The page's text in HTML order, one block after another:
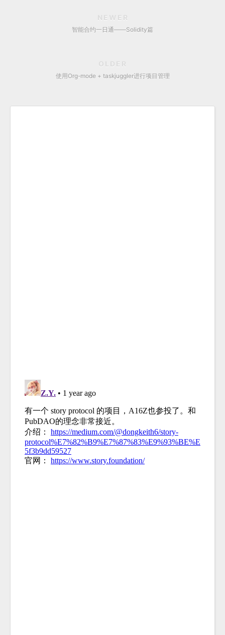
NEWER
智能合约一日通——Solidity篇
OLDER
使用Org-mode + taskjuggler进行项目管理